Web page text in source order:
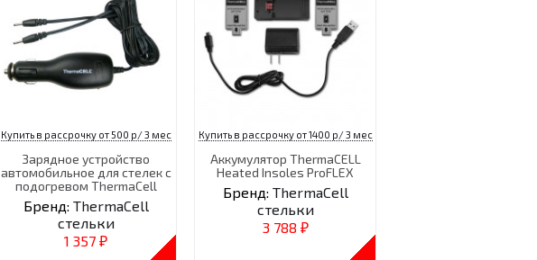
Купить в рассрочку от 500 р/ 3 мес
Зарядное устройство
автомобильное для стелек с
подогревом ThermaCell
Бренд: ThermaCell
стельки
1 357 ₽
Купить в рассрочку от 1400 р/ 3 мес
Аккумулятор ThermaCELL
Heated Insoles ProFLEX
Бренд: ThermaCell
стельки
3 788 ₽